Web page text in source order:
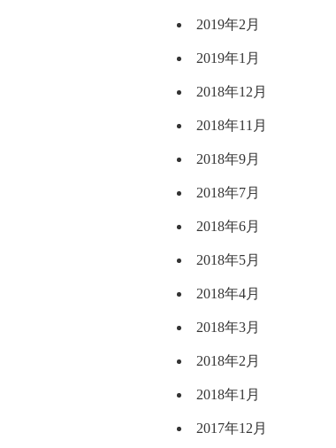
2019年2月
2019年1月
2018年12月
2018年11月
2018年9月
2018年7月
2018年6月
2018年5月
2018年4月
2018年3月
2018年2月
2018年1月
2017年12月